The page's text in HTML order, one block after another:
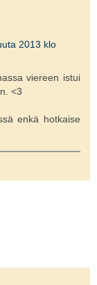
2013 klo
viereen istui
<3
enkä hotkaise